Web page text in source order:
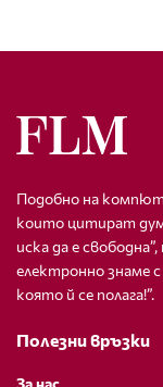
Подобно на
които цитират
иска да е
електронно знаме
която й се полага!”.
Полезни връзки
За нас